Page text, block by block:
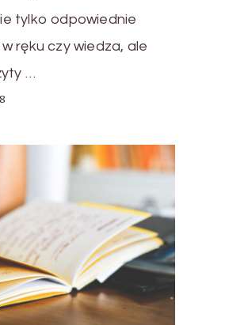
tylko odpowiednie
ręku czy wiedza, ale
…